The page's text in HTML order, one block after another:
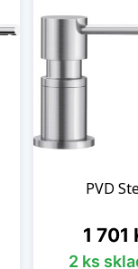
PVD
Cena
1 701
2 ks